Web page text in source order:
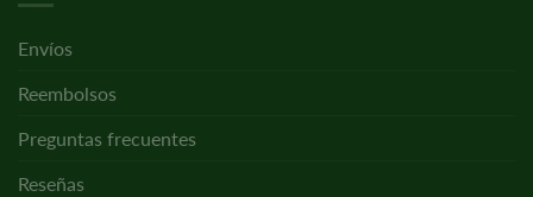
Envíos
Reembolsos
Preguntas frecuentes
Reseñas